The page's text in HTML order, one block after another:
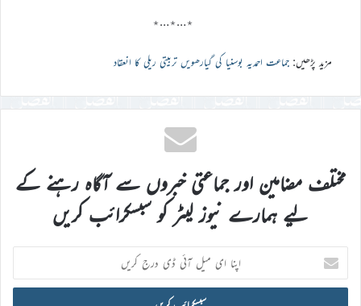
٭…٭…٭
مزید پڑھیں: جماعت احمدیہ بوسنیا کی گیارھویں تربیتی ریلی کا انعقاد
مختلف مضامین اور جماعتی خبروں سے آگاہ رہنے کے
لیے ہمارے نیوز لیٹر کو سبسکرائب کریں
اپنا
ای
میل